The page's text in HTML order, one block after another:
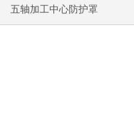
五轴加工中心防护罩